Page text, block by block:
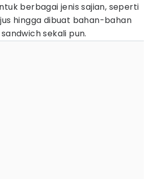
berbagai jenis sajian, seperti
hingga dibuat bahan-bahan
sekali pun.